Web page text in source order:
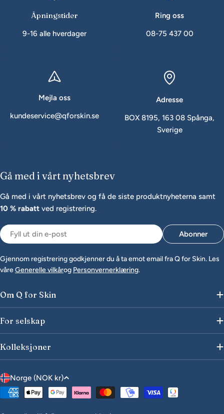
Åpningstider
9-16 alle hverdager
Ring oss
08-75 437 00
Mejla oss
kundeservice@qforskin.se
Adresse
BOX 8195, 163 08 Spånga,
Sverige
Gå med i vårt nyhetsbrev
Gå med i vårt nyhetsbrev og få de siste produktnyheterna samt
10 % rabatt ved registrering.
E-
post
Abonner
Gjennom registrering godkjenner du å ta emot email fra Q for Skin. Les
våreGenerelle vilkårog Personvernerklæring.
Om Q for Skin
For selskap
Kolleksjoner
L
a
Norge (NOK kr)
Betalingsmåter